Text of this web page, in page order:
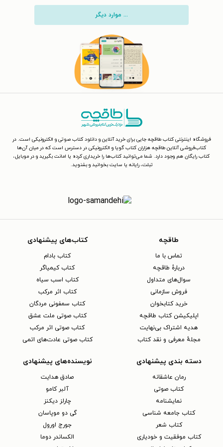
... موارد دیگر
فروشگاه اینترنتی کتاب طاقچه جایی برای خرید آنلاین و دانلود کتاب صوتی و الکترونیکی است. در
کتاب‌فروشی آنلاین طاقچه هزاران کتاب گویا و الکترونیکی در دسترس است که در میان آن‌ها
کتاب رایگان هم وجود دارد. شما می‌توانید کتاب‌ها را خریداری کرده یا امانت بگیرید و در موبایل،
تبلت، رایانه یا سایت بخوانید و بشنوید.
طاقچه
تماس با ما
دربارهٔ طاقچه
سوال‌های متداول
فروش سازمانی
خرید کتابخوان
اپلیکیشن کتاب طاقچه
هدیه اشتراک بی‌نهایت
مجلهٔ معرفی و نقد کتاب
کتاب‌های پیشنهادی
کتاب بادام
کتاب کیمیاگر
کتاب اسب سیاه
کتاب اثر مرکب
کتاب سمفونی مردگان
کتاب صوتی ملت عشق
کتاب صوتی اثر مرکب
کتاب صوتی عادت‌های اتمی
دسته بندی پیشنهادی
رمان عاشقانه
کتاب‌ صوتی
نمایشنامه
کتاب جامعه شناسی
کتاب شعر
کتاب موفقیت و خودیاری
نویسنده‌های پیشنهادی
صادق هدایت
آلبر کامو
چارلز دیکنز
گی دو موپاسان
جورج اورول
الکساندر دوما